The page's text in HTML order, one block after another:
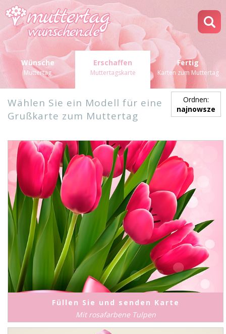
Wünsche
Muttertag
Erschaffen
Muttertagskarte
Fertig
Karten zum Muttertag
Ordnen:
najnowsze
Wählen Sie ein Modell für eine
Grußkarte zum Muttertag
Füllen Sie und senden Karte
Mit rosafarbene Tulpen